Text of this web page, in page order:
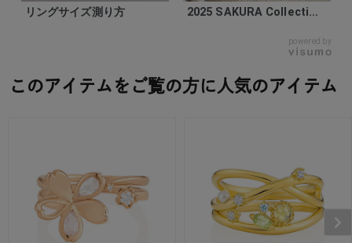
リングサイズ測り方 2025 SAKURA Collecti...
powered by
このアイテムをご覧の方に人気のアイテム